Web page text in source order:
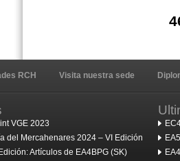
RCH Visita nuestra sede
VGE 2023
del Mercahenares 2024 – VI Edición
Artículos de EA4BPG (SK)